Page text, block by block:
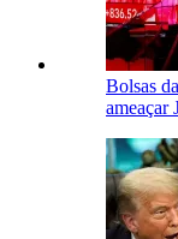
Bolsas
ameaçar